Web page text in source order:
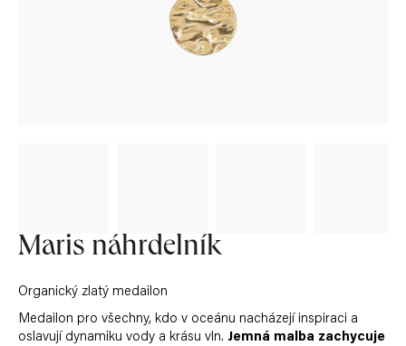
Maris náhrdelník
Organický zlatý medailon
Medailon pro všechny, kdo v oceánu nacházejí inspiraci a
oslavují dynamiku vody a krásu vln. Jemná malba zachycuje